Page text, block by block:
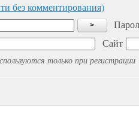
без комментирования)
>
Сайт
только при регистрации